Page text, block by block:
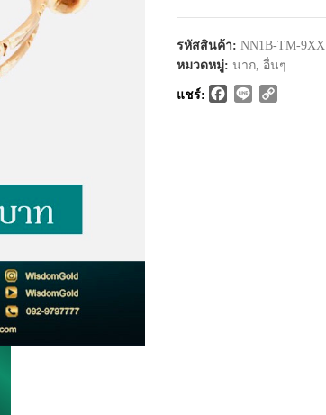
รหัสสินค้า: NN1B-TM-9XX
หมวดหมู่: นาก, อื่นๆ
แชร์: Facebook
Line